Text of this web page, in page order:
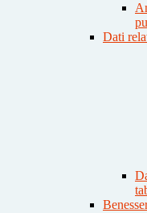
Dati